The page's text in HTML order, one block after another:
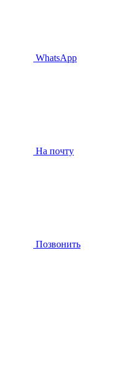
WhatsApp
На почту
Позвонить